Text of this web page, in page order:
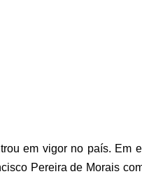
em vigor no país. Em
Pereira de Morais